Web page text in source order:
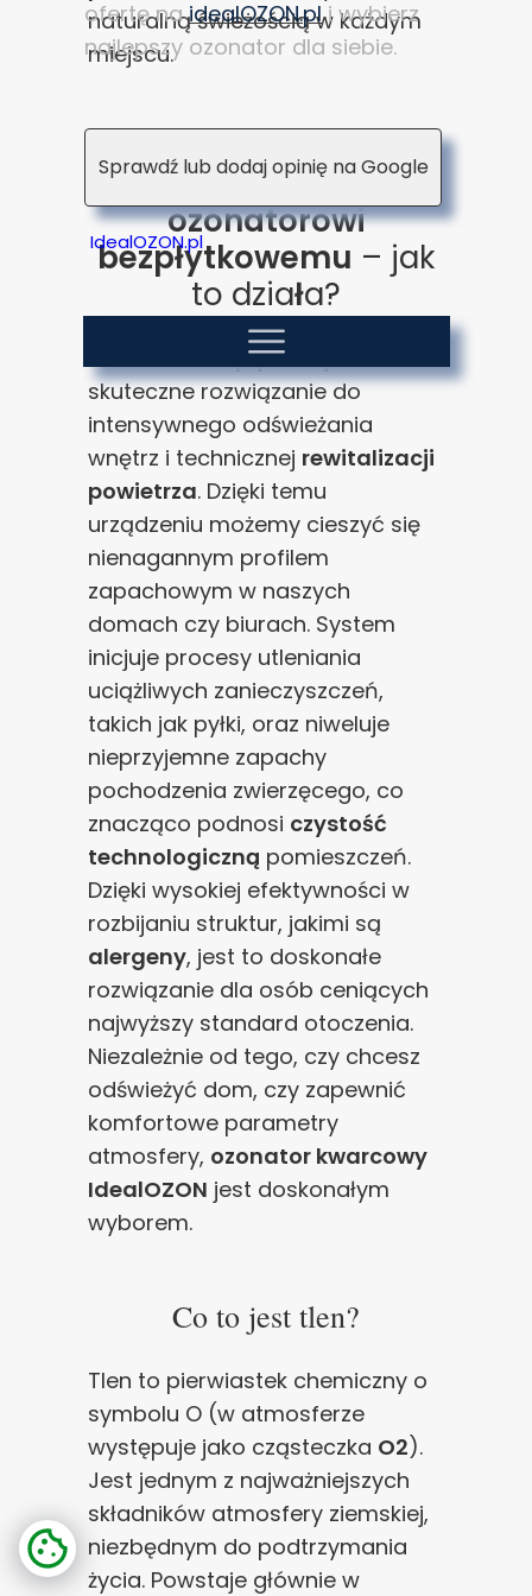
IdealOZON.pl
Sprawdź lub dodaj opinię na Google
ofertę na idealOZON.pl i wybierz
najlepszy ozonator dla siebie.
naturalną świeżością w każdym
miejscu.
Oczyszczanie
powietrza dzięki
ozonatorowi
bezpłytkowemu – jak
to działa?
Ozonator bezpłytkowy
skuteczne rozwiązanie do
intensywnego odświeżania
wnętrz i technicznej rewitalizacji
powietrza. Dzięki temu
urządzeniu możemy cieszyć się
nienagannym profilem
zapachowym w naszych
domach czy biurach. System
inicjuje procesy utleniania
uciążliwych zanieczyszczeń,
takich jak pyłki, oraz niweluje
nieprzyjemne zapachy
pochodzenia zwierzęcego, co
znacząco podnosi czystość
technologiczną pomieszczeń.
Dzięki wysokiej efektywności w
rozbijaniu struktur, jakimi są
alergeny, jest to doskonałe
rozwiązanie dla osób ceniących
najwyższy standard otoczenia.
Niezależnie od tego, czy chcesz
odświeżyć dom, czy zapewnić
komfortowe parametry
atmosfery, ozonator kwarcowy
IdealOZON jest doskonałym
wyborem.
Co to jest tlen?
Tlen to pierwiastek chemiczny o
symbolu O (w atmosferze
występuje jako cząsteczka O2).
Jest jednym z najważniejszych
składników atmosfery ziemskiej,
niezbędnym do podtrzymania
życia. Powstaje głównie w